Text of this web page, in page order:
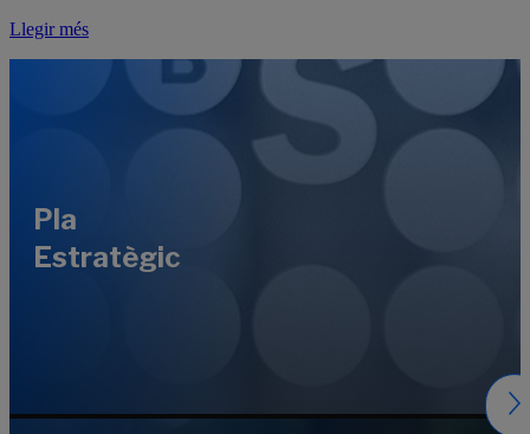
Llegir més
Pla
Estratègic